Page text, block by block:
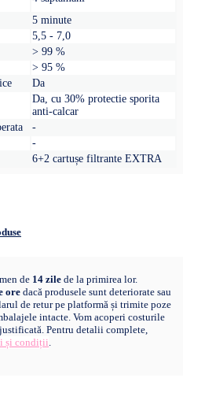
5 minute
5,5 - 7,0
> 99 %
> 95 %
Da
Da, cu 30% protectie sporita
anti-calcar
-
-
6+2 cartușe filtrante EXTRA
de 14 zile de la primirea lor.
ore dacă produsele sunt deteriorate sau
de retur pe platformă și trimite poze
intacte. Vom acoperi costurile
Pentru detalii complete,
și condiții.